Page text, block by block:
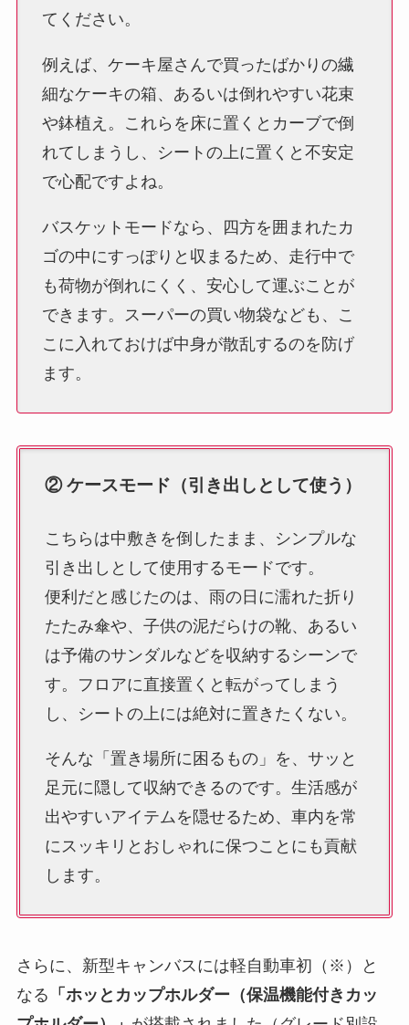
てください。
例えば、ケーキ屋さんで買ったばかりの繊
細なケーキの箱、あるいは倒れやすい花束
や鉢植え。これらを床に置くとカーブで倒
れてしまうし、シートの上に置くと不安定
で心配ですよね。
バスケットモードなら、四方を囲まれたカ
ゴの中にすっぽりと収まるため、走行中で
も荷物が倒れにくく、安心して運ぶことが
できます。スーパーの買い物袋なども、こ
こに入れておけば中身が散乱するのを防げ
ます。
② ケースモード（引き出しとして使う）
こちらは中敷きを倒したまま、シンプルな
引き出しとして使用するモードです。
便利だと感じたのは、雨の日に濡れた折り
たたみ傘や、子供の泥だらけの靴、あるい
は予備のサンダルなどを収納するシーンで
す。フロアに直接置くと転がってしまう
し、シートの上には絶対に置きたくない。
そんな「置き場所に困るもの」を、サッと
足元に隠して収納できるのです。生活感が
出やすいアイテムを隠せるため、車内を常
にスッキリとおしゃれに保つことにも貢献
します。
さらに、新型キャンバスには軽自動車初（※）と
なる 「ホッとカップホルダー（保温機能付きカッ